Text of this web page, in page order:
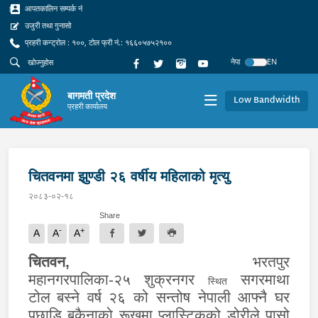
आपतकालिन सम्पर्क नं
उजुरी तथा गुनासो
प्रहरी कन्ट्रोल : १००, टोल फ्री नं.: १६६०५७५२१००
नेपा
EN
बागमती प्रदेश
प्रहरी कार्यालय Low Bandwidth
चितवनमा झुण्डी २६ वर्षीय महिलाको मृत्यु
२०८३-०२-१८
A A- A+
Share
चितवन, भरतपुर
महानगरपालिका-२५ शुक्रनगर स्थित
सगरमाथा
टोल बस्ने वर्ष २६ को सन्तोष नेपाली आफ्नै घर